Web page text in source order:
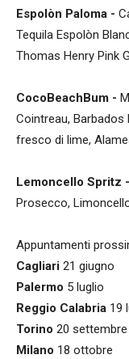
Espolòn Paloma -
Tequila Espolòn
Thomas Henry Pink
CocoBeachBum -
Cointreau, Barbados
fresco di lime,
Lemoncello Spritz -
Prosecco,
Appuntamenti
Cagliari 21 giugno
Palermo 5 luglio
Reggio Calabria 19
Torino 20 settembre
Milano 18 ottobre